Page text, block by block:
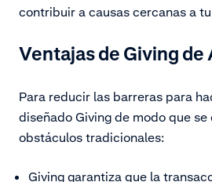
contribuir a causas cercanas a
Ventajas de Giving de
Para reducir las barreras para
diseñado Giving de modo que
obstáculos tradicionales:
Giving garantiza que la